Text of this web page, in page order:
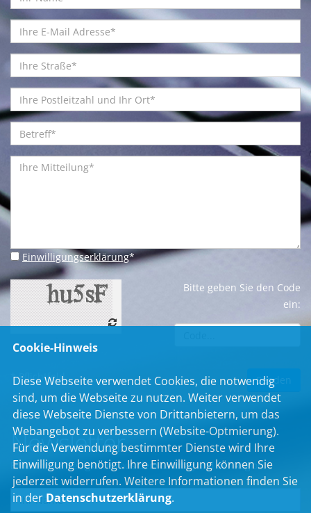
Einwilligungserklärung*
Bitte geben Sie den Code
ein:
* Pflichtfeld
Newsletter
Erhalten Sie Neuigkeiten aus dem Landtag und der Region.
Cookie-Hinweis
Diese Webseite verwendet Cookies, die notwendig
sind, um die Webseite zu nutzen. Weiter verwendet
diese Webseite Dienste von Drittanbietern, um das
Webangebot zu verbessern (Website-Optmierung).
Für die Verwendung bestimmter Dienste wird Ihre
Einwilligung benötigt. Ihre Einwilligung können Sie
jederzeit widerrufen. Weitere Informationen finden Sie
in der Datenschutzerklärung.